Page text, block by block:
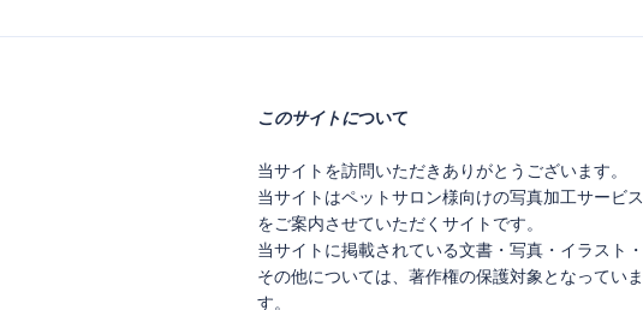
シ
ン
このサイトについて
当サイトを訪問いただきありがとうございます。
当サイトはペットサロン様向けの写真加工サービス
をご案内させていただくサイトです。
当サイトに掲載されている文書・写真・イラスト・
その他については、著作権の保護対象となっていま
す。